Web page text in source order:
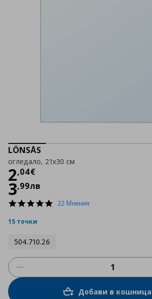
LÖNSÅS
огледало, 21x30 см
2,04€
Цена
3,99лв
4.9
22 Мнения
15 точки
504.710.26
Добави в